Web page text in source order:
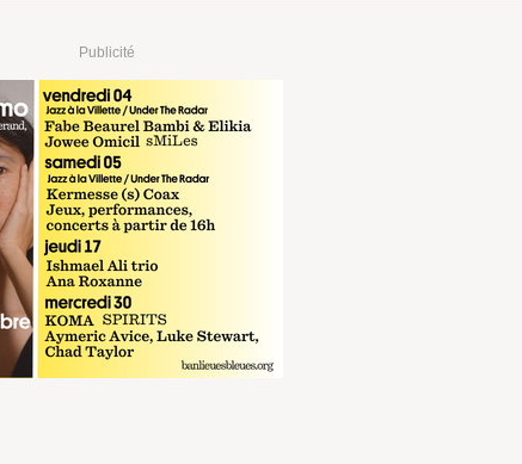
RÉSERVER sur fnac.com
RÉSERVER sur digitick.com
Publicité